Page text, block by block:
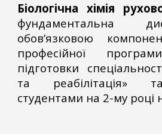
Біологічна хімія
фундаментальна
обов’язковою
професійної
підготовки
та реабілітація»
студентами на 2-му році